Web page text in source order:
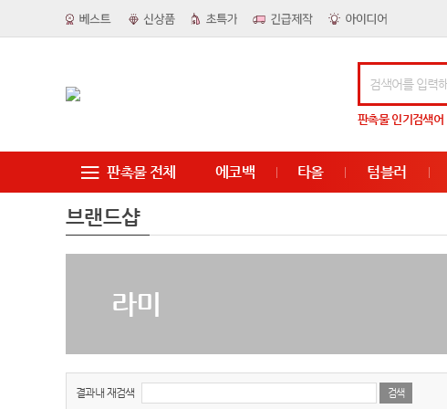
판촉물인기검색어
판촉물 전체 에코백 타올 텀블러
브랜드샵
라미
결과내 재검색